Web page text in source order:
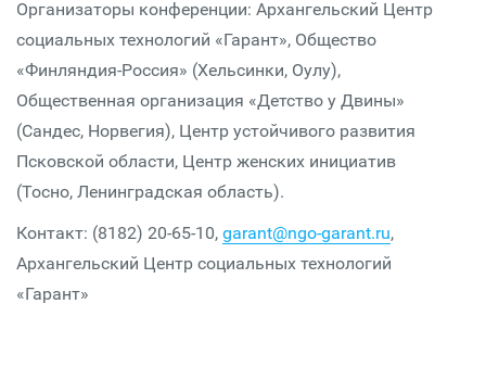
Организаторы конференции: Архангельский Центр
социальных технологий «Гарант», Общество
«Финляндия-Россия» (Хельсинки, Оулу),
Общественная организация «Детство у Двины»
(Сандес, Норвегия), Центр устойчивого развития
Псковской области, Центр женских инициатив
(Тосно, Ленинградская область).
Контакт: (8182) 20-65-10, garant@ngo-garant.ru,
Архангельский Центр социальных технологий
«Гарант»